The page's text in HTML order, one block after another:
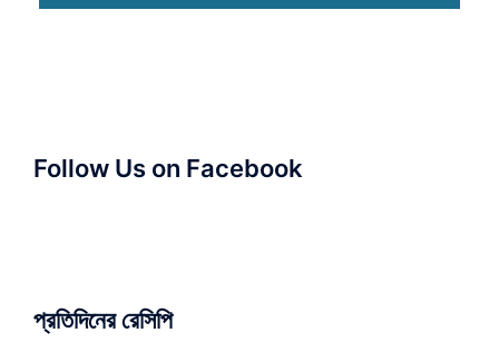
Follow Us on Facebook
প্রতিদিনের রেসিপি